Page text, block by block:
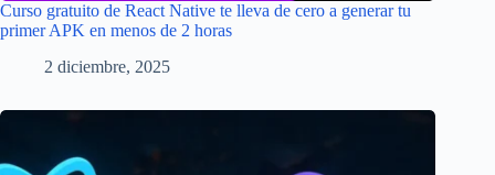
Curso gratuito de React Native te lleva de cero a generar tu
primer APK en menos de 2 horas
2 diciembre, 2025